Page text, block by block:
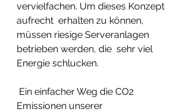
vervielfachen. Um dieses Konzept
aufrecht  erhalten zu können,
müssen riesige Serveranlagen
betrieben werden, die  sehr viel
Energie schlucken.
Emissionen unserer